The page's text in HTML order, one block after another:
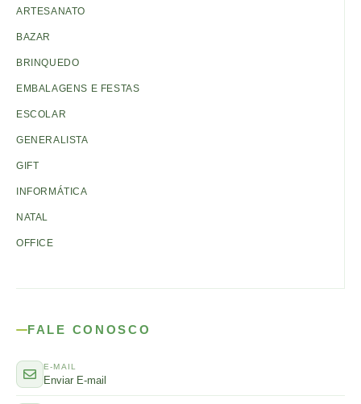
ARTESANATO
BAZAR
BRINQUEDO
EMBALAGENS E FESTAS
ESCOLAR
GENERALISTA
GIFT
INFORMÁTICA
NATAL
OFFICE
FALE CONOSCO
E-MAIL
Enviar E-mail